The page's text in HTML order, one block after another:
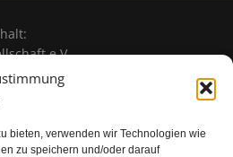
bieten, verwenden wir Technologien wie
zu speichern und/oder darauf
e.V.
Vereins